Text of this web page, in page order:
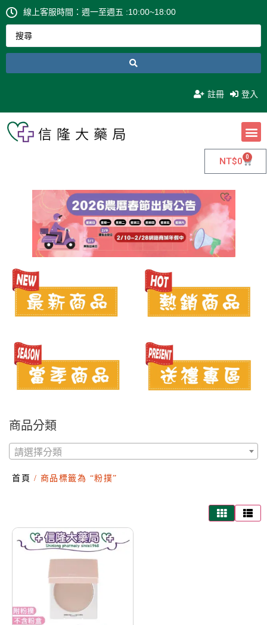
線上客服時間：週一至週五 :10:00~18:00
註冊 登入
NT$0 0
商品分類
請選擇分類
首頁 / 商品標籤為 “粉撲”